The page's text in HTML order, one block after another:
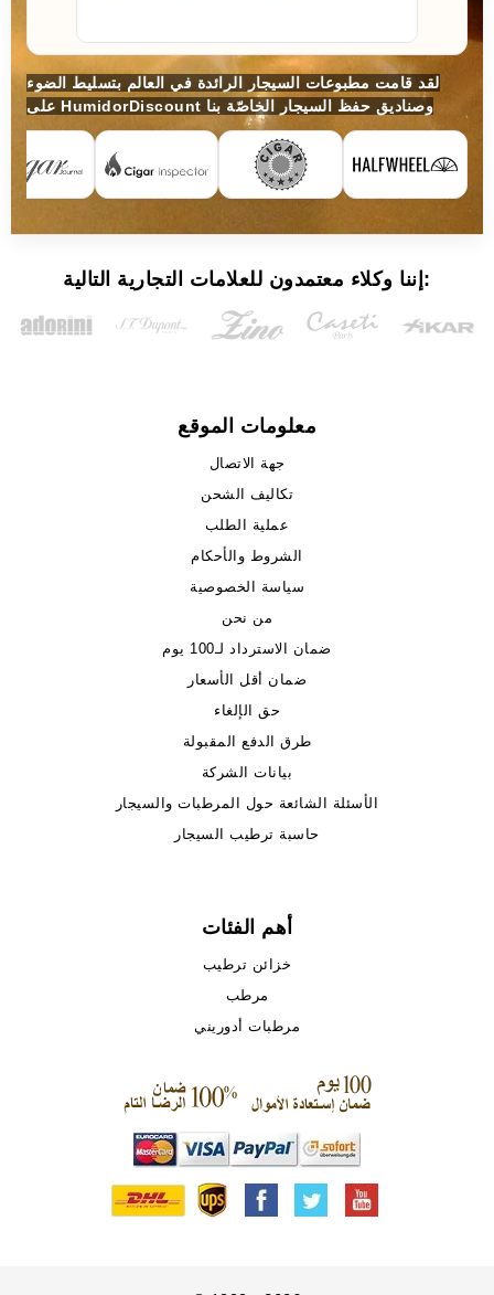
لقد قامت مطبوعات السيجار الرائدة في العالم بتسليط الضوء
على HumidorDiscount وصناديق حفظ السيجار الخاصّة بنا
إننا وكلاء معتمدون للعلامات التجارية التالية:
معلومات الموقع
جهة الاتصال
تكاليف الشحن
عملية الطلب
الشروط والأحكام
سياسة الخصوصية
من نحن
ضمان الاسترداد لـ100 يوم
ضمان أقل الأسعار
حق الإلغاء
طرق الدفع المقبولة
بيانات الشركة
الأسئلة الشائعة حول المرطبات والسيجار
حاسبة ترطيب السيجار
أهم الفئات
خزائن ترطيب
مرطب
مرطبات أدوريني